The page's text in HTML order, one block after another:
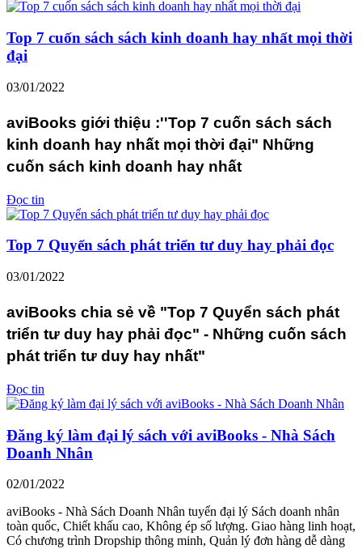
Top 7 cuốn sách sách kinh doanh hay nhất mọi thời
đại
03/01/2022
aviBooks giới thiệu :''Top 7 cuốn sách sách
kinh doanh hay nhất mọi thời đại" Những
cuốn sách kinh doanh hay nhất
Đọc tin
Top 7 Quyển sách phát triển tư duy hay phải đọc
03/01/2022
aviBooks chia sẻ về "Top 7 Quyển sách phát
triển tư duy hay phải đọc" - Những cuốn sách
phát triển tư duy hay nhất"
Đọc tin
Đăng ký làm đại lý sách với aviBooks - Nhà Sách
Doanh Nhân
02/01/2022
aviBooks - Nhà Sách Doanh Nhân tuyển đại lý Sách doanh nhân
toàn quốc, Chiết khấu cao, Không ép số lượng. Giao hàng linh hoạt,
Có chương trình Dropship thông minh, Quản lý đơn hàng dễ dàng